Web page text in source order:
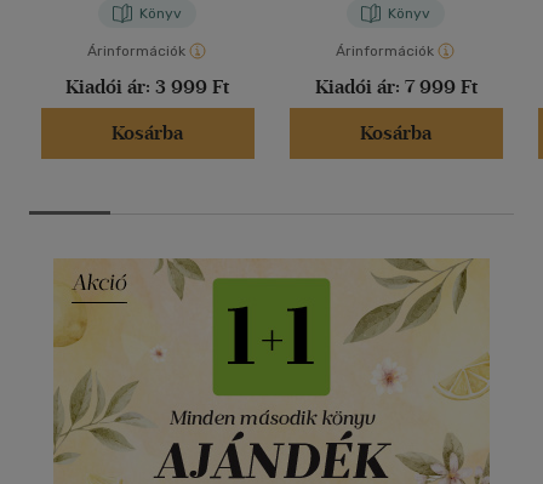
Könyv
Árinformációk
Kiadói ár: 3 999 Ft
Kosárba
Könyv
Árinformációk
Kiadói ár: 7 999 Ft
Kosárba